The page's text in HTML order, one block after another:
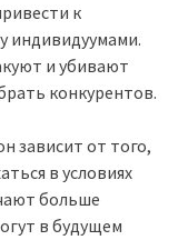
к
индивидуумами.
и убивают
конкурентов.
зависит от того,
в условиях
больше
в будущем